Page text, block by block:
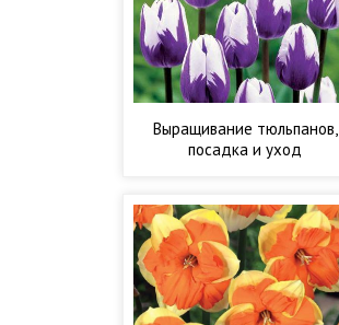
Выращивание тюльпанов,
посадка и уход